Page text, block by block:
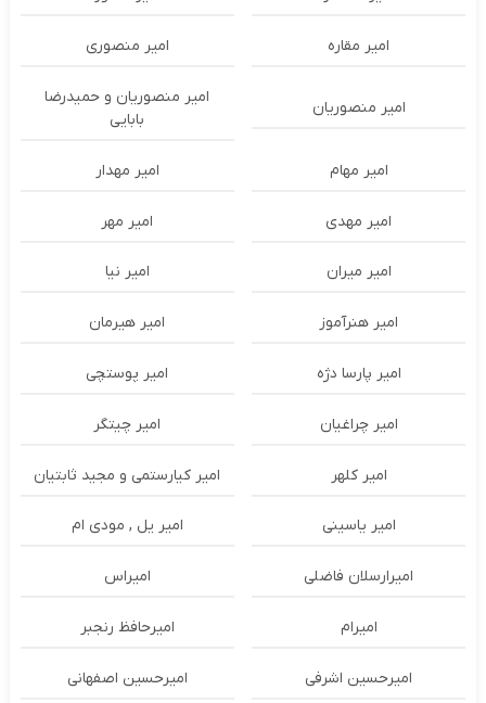
امیر مقاره امیر منصوری
امیر منصوریان
امیر منصوریان و حمیدرضا
بابایی
امیر مهام امیر مهدار
امیر مهدی امیر مهر
امیر میران امیر نیا
امیر هنرآموز امیر هیرمان
امیر پارسا دژه امیر پوستچی
امیر چراغیان امیر چیتگر
امیر کلهر امیر کیارستمی و مجید ثابتیان
امیر یاسینی امیر یل , مودی ام
امیرارسلان فاضلی امیراس
امیرام امیرحافظ رنجبر
امیرحسین اشرفی امیرحسین اصفهانی